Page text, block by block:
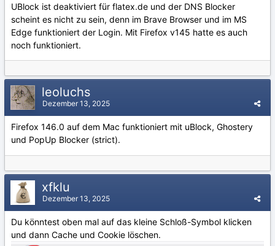
UBlock ist deaktiviert für flatex.de und der DNS Blocker
scheint es nicht zu sein, denn im Brave Browser und im MS
Edge funktioniert der Login. Mit Firefox v145 hatte es auch
noch funktioniert.
leoluchs
Dezember 13, 2025
Firefox 146.0 auf dem Mac funktioniert mit uBlock, Ghostery
und PopUp Blocker (strict).
xfklu
Dezember 13, 2025
Du könntest oben mal auf das kleine Schloß-Symbol klicken
und dann Cache und Cookie löschen.